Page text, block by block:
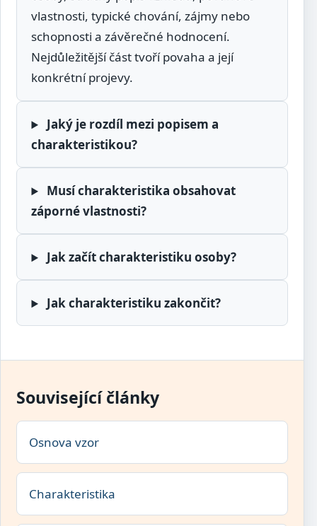
vlastnosti, typické chování, zájmy nebo
schopnosti a závěrečné hodnocení.
Nejdůležitější část tvoří povaha a její
konkrétní projevy.
Jaký je rozdíl mezi popisem a
charakteristikou?
Musí charakteristika obsahovat
záporné vlastnosti?
Jak začít charakteristiku osoby?
Jak charakteristiku zakončit?
Související články
Osnova vzor
Charakteristika